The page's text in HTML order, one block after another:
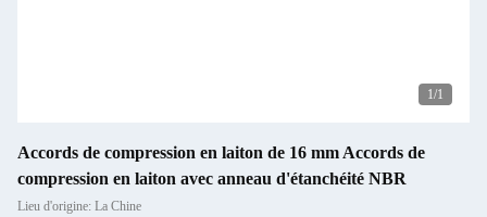
1/1
Accords de compression en laiton de 16 mm Accords de
compression en laiton avec anneau d'étanchéité NBR
Lieu d'origine: La Chine